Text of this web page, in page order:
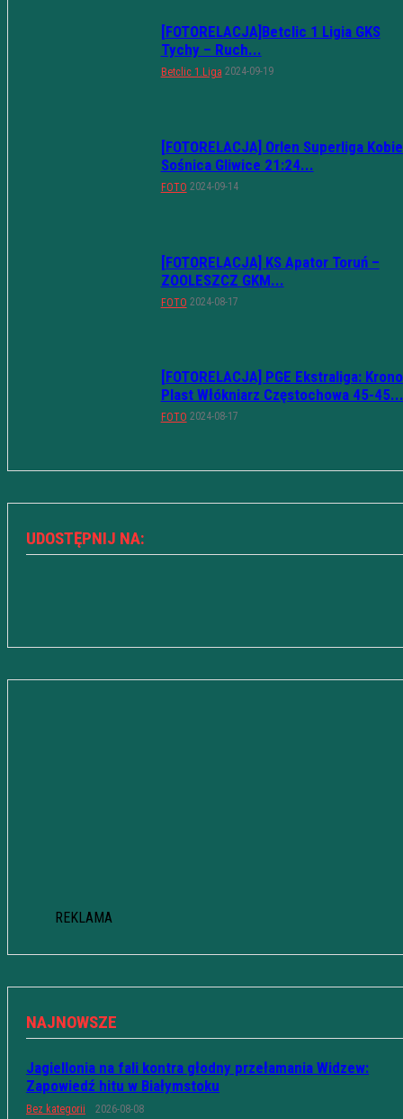
[FOTORELACJA]Betclic 1 Ligia GKS
Tychy – Ruch...
Betclic 1.Liga 2024-09-19
[FOTORELACJA] Orlen Superliga
Sośnica Gliwice 21:24...
FOTO 2024-09-14
[FOTORELACJA] KS Apator Toruń –
ZOOLESZCZ GKM...
FOTO 2024-08-17
[FOTORELACJA] PGE Ekstraliga:
Plast Włókniarz Częstochowa 45-45...
FOTO 2024-08-17
UDOSTĘPNIJ NA:
REKLAMA
NAJNOWSZE
Jagiellonia na fali kontra głodny przełamania Widzew:
Zapowiedź hitu w Białymstoku
Bez kategorii 2026-08-08